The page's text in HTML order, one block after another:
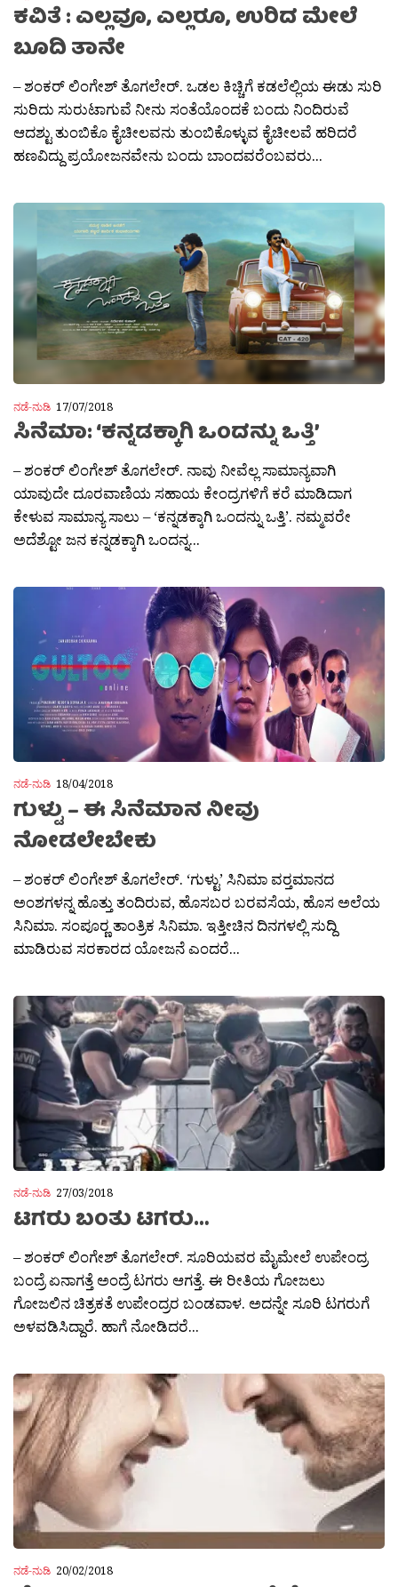
ಕವಿತೆ : ಎಲ್ಲವೂ, ಎಲ್ಲರೂ, ಉರಿದ ಮೇಲೆ
ಬೂದಿ ತಾನೇ
– ಶಂಕರ್ ಲಿಂಗೇಶ್ ತೊಗಲೇರ್. ಒಡಲ ಕಿಚ್ಚಿಗೆ ಕಡಲೆಲ್ಲಿಯ ಈಡು ಸುರಿ
ಸುರಿದು ಸುರುಟಾಗುವೆ ನೀನು ಸಂತೆಯೊಂದಕೆ ಬಂದು ನಿಂದಿರುವೆ
ಆದಶ್ಟು ತುಂಬಿಕೊ ಕೈಚೀಲವನು ತುಂಬಿಕೊಳ್ಳುವ ಕೈಚೀಲವೆ ಹರಿದರೆ
ಹಣವಿದ್ದು ಪ್ರಯೋಜನವೇನು ಬಂದು ಬಾಂದವರೆಂಬವರು...
ನಡೆ-ನುಡಿ 17/07/2018
ಸಿನೆಮಾ: ‘ಕನ್ನಡಕ್ಕಾಗಿ ಒಂದನ್ನು ಒತ್ತಿ’
– ಶಂಕರ್ ಲಿಂಗೇಶ್ ತೊಗಲೇರ್. ನಾವು ನೀವೆಲ್ಲ ಸಾಮಾನ್ಯವಾಗಿ
ಯಾವುದೇ ದೂರವಾಣಿಯ ಸಹಾಯ ಕೇಂದ್ರಗಳಿಗೆ ಕರೆ ಮಾಡಿದಾಗ
ಕೇಳುವ ಸಾಮಾನ್ಯ ಸಾಲು – ‘ಕನ್ನಡಕ್ಕಾಗಿ ಒಂದನ್ನು ಒತ್ತಿ’. ನಮ್ಮವರೇ
ಅದೆಶ್ಟೋ ಜನ ಕನ್ನಡಕ್ಕಾಗಿ ಒಂದನ್ನ...
ನಡೆ-ನುಡಿ 18/04/2018
ಗುಳ್ಟು – ಈ ಸಿನೆಮಾನ ನೀವು
ನೋಡಲೇಬೇಕು
– ಶಂಕರ್ ಲಿಂಗೇಶ್ ತೊಗಲೇರ್. ‘ಗುಳ್ಟು’ ಸಿನಿಮಾ ವರ‍್ತಮಾನದ
ಅಂಶಗಳನ್ನ ಹೊತ್ತು ತಂದಿರುವ, ಹೊಸಬರ ಬರವಸೆಯ, ಹೊಸ ಅಲೆಯ
ಸಿನಿಮಾ. ಸಂಪೂರ‍್ಣ ತಾಂತ್ರಿಕ ಸಿನಿಮಾ. ಇತ್ತೀಚಿನ ದಿನಗಳಲ್ಲಿ ಸುದ್ದಿ
ಮಾಡಿರುವ ಸರಕಾರದ ಯೋಜನೆ ಎಂದರೆ...
ನಡೆ-ನುಡಿ 27/03/2018
ಟಗರು ಬಂತು ಟಗರು…
– ಶಂಕರ್ ಲಿಂಗೇಶ್ ತೊಗಲೇರ್. ಸೂರಿಯವರ ಮೈಮೇಲೆ ಉಪೇಂದ್ರ
ಬಂದ್ರೆ ಏನಾಗತ್ತೆ ಅಂದ್ರೆ ಟಗರು ಆಗತ್ತೆ. ಈ ರೀತಿಯ ಗೋಜಲು
ಗೋಜಲಿನ ಚಿತ್ರಕತೆ ಉಪೇಂದ್ರರ ಬಂಡವಾಳ. ಅದನ್ನೇ ಸೂರಿ ಟಗರುಗೆ
ಅಳವಡಿಸಿದ್ದಾರೆ. ಹಾಗೆ ನೋಡಿದರೆ...
ನಡೆ-ನುಡಿ 20/02/2018